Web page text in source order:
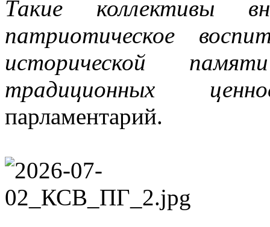
Такие коллективы
патриотическое
исторической
традиционных
парламентарий.